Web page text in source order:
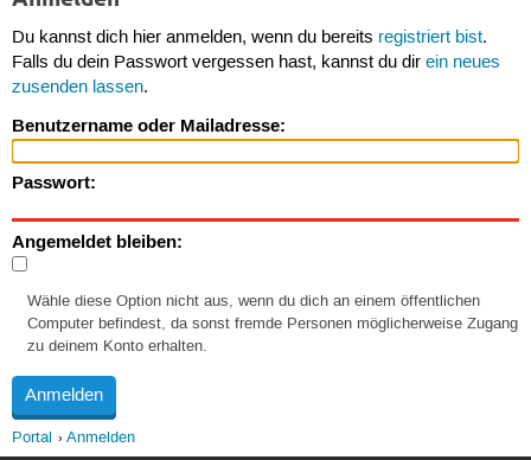
Du kannst dich hier anmelden, wenn du bereits registriert bist.
Falls du dein Passwort vergessen hast, kannst du dir ein neues
zusenden lassen.
Benutzername oder Mailadresse:
Passwort:
Angemeldet bleiben:
Wähle diese Option nicht aus, wenn du dich an einem öffentlichen
Computer befindest, da sonst fremde Personen möglicherweise Zugang
zu deinem Konto erhalten.
Portal Anmelden